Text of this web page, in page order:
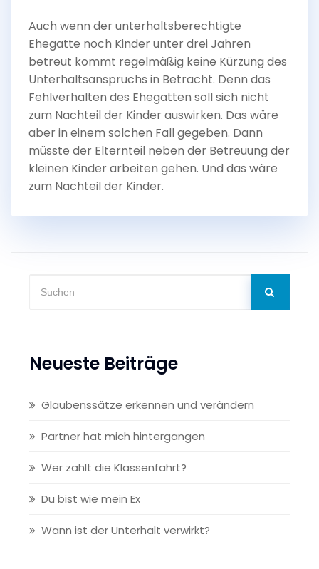
Auch wenn der unterhaltsberechtigte
Ehegatte noch Kinder unter drei Jahren
betreut kommt regelmäßig keine Kürzung des
Unterhaltsanspruchs in Betracht. Denn das
Fehlverhalten des Ehegatten soll sich nicht
zum Nachteil der Kinder auswirken. Das wäre
aber in einem solchen Fall gegeben. Dann
müsste der Elternteil neben der Betreuung der
kleinen Kinder arbeiten gehen. Und das wäre
zum Nachteil der Kinder.
Neueste Beiträge
Glaubenssätze erkennen und verändern
Partner hat mich hintergangen
Wer zahlt die Klassenfahrt?
Du bist wie mein Ex
Wann ist der Unterhalt verwirkt?